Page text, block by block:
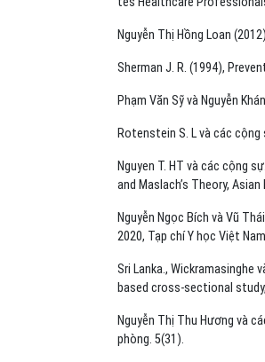
Nguyễn Thị Hồng Loan
Sherman J. R. (1994),
Phạm Văn Sỹ và Nguyễn
Rotenstein S. L và các
Nguyen T. HT và các cộng
and Maslach’s Theory,
Nguyễn Ngọc Bích và Vũ
2020, Tạp chí Y học Việt
Sri Lanka.,
based cross-sectional
Nguyễn Thị Thu Hương và
phòng. 5(31).